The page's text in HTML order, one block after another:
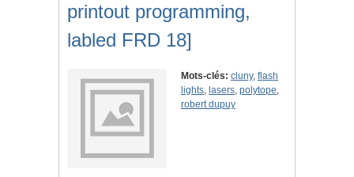
printout programming,
labled FRD 18]
Mots-clés: cluny, flash
lights, lasers, polytope,
robert dupuy